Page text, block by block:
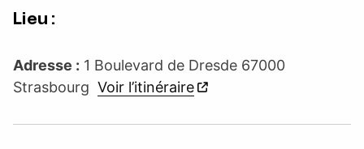
Lieu :
Adresse : 1 Boulevard de Dresde 67000
Strasbourg Voir l’itinéraire